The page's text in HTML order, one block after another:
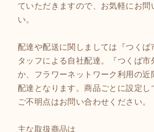
ていただきますので、お気軽にお問
い。
配達や配送に関しましては『つくば
タッフによる自社配達。『つくば市
か、フラワーネットワーク利用の近
配達となります。商品ごとに設定し
ご不明点はお問い合わせください。
主な取扱商品は